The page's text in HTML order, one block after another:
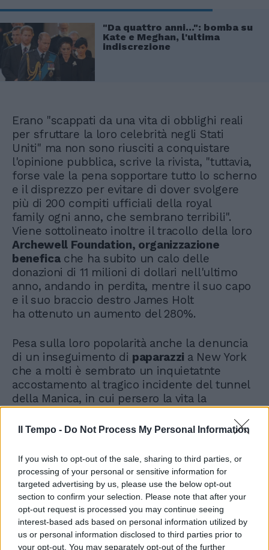
Il Tempo - Do Not Process My Personal Information
If you wish to opt-out of the sale, sharing to third parties, or
processing of your personal or sensitive information for
targeted advertising by us, please use the below opt-out
section to confirm your selection. Please note that after your
opt-out request is processed you may continue seeing
interest-based ads based on personal information utilized by
us or personal information disclosed to third parties prior to
your opt-out. You may separately opt-out of the further
"Da quattro anni...": bomba su
Kate e Meghan, l'ultima
indiscrezione
Erano "scappati da una vita di obblighi reali
per sfruttare la loro celebrità negli Stati
Uniti" ma non sono riusciti a conquistare
l'opinione pubblica, scrive la rivista, "tuttavia,
forse vale la pena sopportare tutto lo scherno
e il disprezzo per evitare di dover svolgere
più di 200 compiti ufficiali della royal
family ogni anno, che sembrano terribili".
Viene sottolineato inoltre il tracollo della loro
Archewell Foundation, organizzazione
beneficache ha subito un calo delle
donazioni di 11 milioni di dollari nell'ultimo
anno, andando in perdita, mentre il suo capo
e il suo braccio destro James Holt
ha ottenuto un aumento del 280%.
Pesa sulla loro popolarità anche la denuncia
di un inseguimento di paparazzi a New York
che a molti è sembrato un inquietatnte
accostamento al tragico incidente del tunnel
della Manica, in cui persero la vita la
principessaDiana e Dodi Al-Fayed. Episodio
radicalmente ridimensionato dalla polizia
few" dell'America che conta. "Nessuno li
invita più a feste o eventi e tutti i loro (ex)
amici celebri, dagliObamaaiClooney, dai
BeckhamaSerena Williams, li tengono alla
larga per timore di finire sui giornali",
commenta ilCorriere della sera. Insomma, la
stella di Hary e Meghan sembra essere